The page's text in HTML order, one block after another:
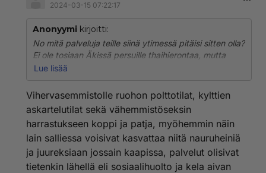
2024-03-15 07:22:17
Anonyymi kirjoitti:
No mitä palveluja teille siinä ytimessä pitäisi sitten olla?
Ei ole tosiaan Äkissä persuille thaihierontaa, mutta
löytyy ruokakauppaa, ruokapaikkoja, partureita,
kioski, isot supermarketitkin etäisyydellä. On
urheilupaikkaa, vaateliikettä, kuntosalia, uimahallia,
sisäliikuntapaikkaa..
..Mitä vielä pitäis olla, että persu lakkais itkemästä?
Lue lisää
Vihervasemmistolle ruohon polttotilat, kylttien
askartelutilat sekä vähemmistöseksin
harrastukseen koppi ja patja, myöhemmin näin
lain salliessa voisivat kasvattaa niitä nauruheiniä
ja juureksiaan jossain kaapissa, palvelut olisivat
tietenkin lähellä eli sosiaalihuolto ja kela aivan